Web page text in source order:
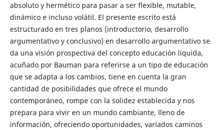
absoluto y hermético para pasar a ser flexible, mutable,
dinámico e incluso volátil. El presente escrito está
estructurado en tres planos (introductorio, desarrollo
argumentativo y conclusivo) en desarrollo argumentativo se
da una visión prospectiva del concepto educación liquida,
acuñado por Bauman para referirse a un tipo de educación
que se adapta a los cambios, tiene en cuenta la gran
cantidad de posibilidades que ofrece el mundo
contemporáneo, rompe con la solidez establecida y nos
prepara para vivir en un mundo cambiante, lleno de
información, ofreciendo oportunidades, variados caminos